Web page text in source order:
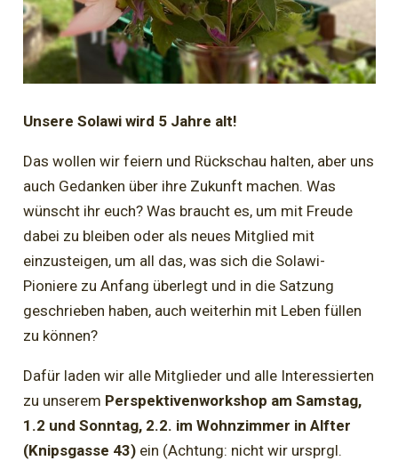
Unsere Solawi wird 5 Jahre alt!
Das wollen wir feiern und Rückschau halten, aber uns
auch Gedanken über ihre Zukunft machen. Was
wünscht ihr euch? Was braucht es, um mit Freude
dabei zu bleiben oder als neues Mitglied mit
einzusteigen, um all das, was sich die Solawi-
Pioniere zu Anfang überlegt und in die Satzung
geschrieben haben, auch weiterhin mit Leben füllen
zu können?
Dafür laden wir alle Mitglieder und alle Interessierten
zu unserem Perspektivenworkshop am Samstag,
1.2 und Sonntag, 2.2. im Wohnzimmer in Alfter
(Knipsgasse 43)ein (Achtung: nicht wir ursprgl.